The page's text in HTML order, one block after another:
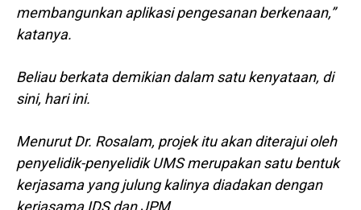
membangunkan aplikasi pengesanan berkenaan,”
katanya.
Beliau berkata demikian dalam satu kenyataan, di
sini, hari ini.
Menurut Dr. Rosalam, projek itu akan diterajui oleh
penyelidik-penyelidik UMS merupakan satu bentuk
kerjasama yang julung kalinya diadakan dengan
kerjasama IDS dan JPM.